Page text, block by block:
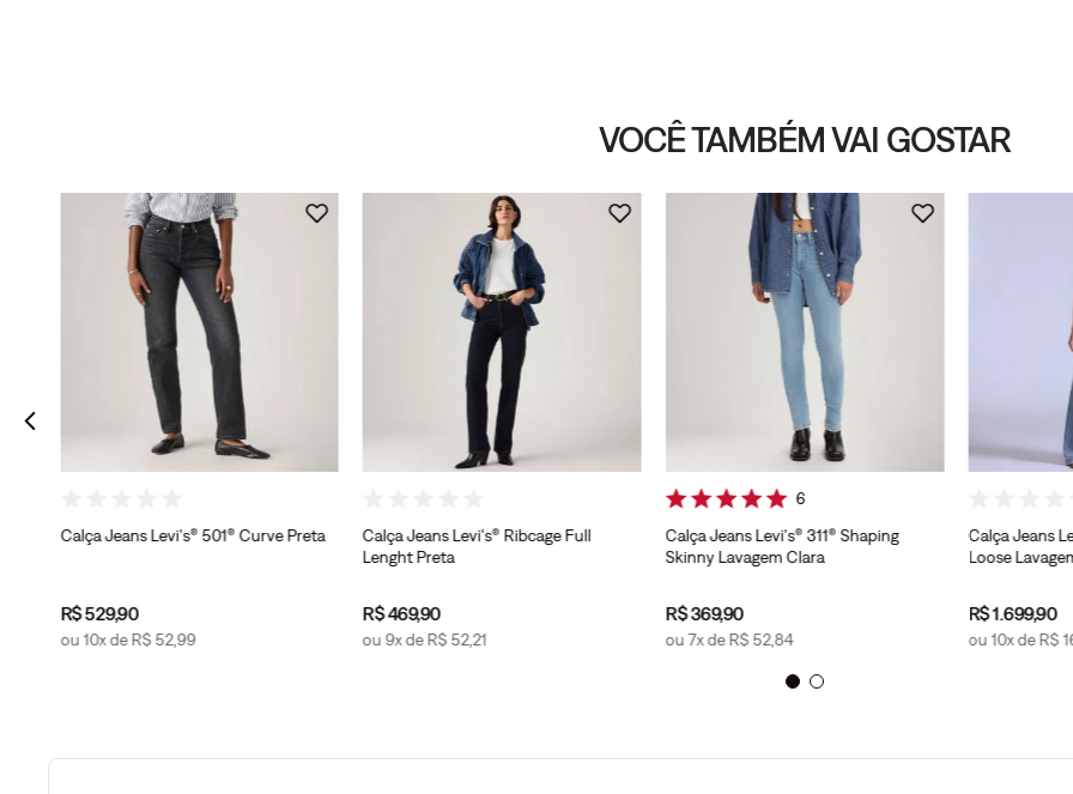
VOCÊ TAMBÉM VAI GOSTAR
Calça Jeans Levi's® 501® Curve Preta
R$529,90
ou10x deR$ 52,99
Calça Jeans Levi's® Ribcage Full
Lenght Preta
R$469,90
ou 9x deR$ 52,21
6
Calça Jeans Levi's® 311® Shaping
Skinny Lavagem Clara
R$369,90
ou7x deR$ 52,84
Calça Jeans
Loose
R$1.699,90
ou10x deR$